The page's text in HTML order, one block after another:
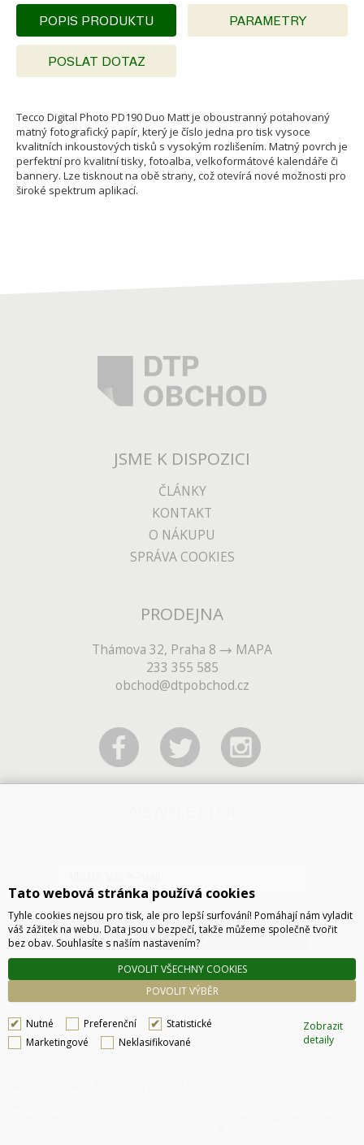
POPIS PRODUKTU PARAMETRY
POSLAT DOTAZ
Tecco Digital Photo PD190 Duo Matt je oboustranný potahovaný
matný fotografický papír, který je číslo jedna pro tisk vysoce
kvalitních inkoustových tisků s vysokým rozlišením. Matný povrch je
perfektní pro kvalitní tisky, fotoalba, velkoformátové kalendáře či
bannery. Lze tisknout na obě strany, což otevírá nové možnosti pro
široké spektrum aplikací.
JSME K DISPOZICI
ČLÁNKY
KONTAKT
O NÁKUPU
SPRÁVA COOKIES
PRODEJNA
Thámova 32, Praha 8
MAPA
233 355 585
obchod@dtpobchod.cz
ODESLAT
Tato webová stránka používá cookies
Tyhle cookies nejsou pro tisk, ale pro lepší surfování! Pomáhají nám vyladit
váš zážitek na webu. Data jsou v bezpečí, takže můžeme společně tvořit
bez obav. Souhlasíte s naším nastavením?
POVOLIT VÝBĚR
POVOLIT VŠECHNY COOKIES
Nutné Preferenční
Statistické
Marketingové
Neklasifikované
Zobrazit
detaily